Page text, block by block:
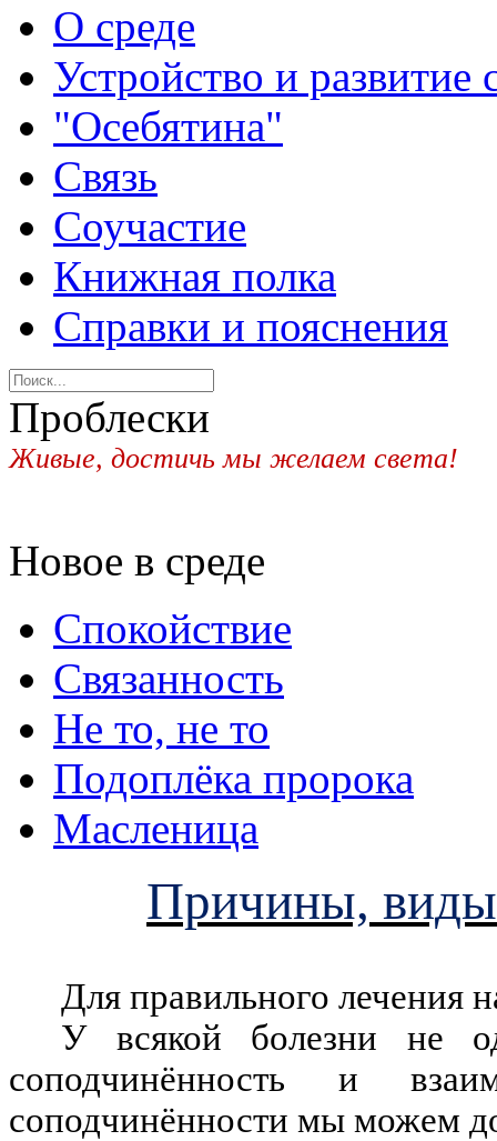
О среде
Устройство и развитие
"Осебятина"
Связь
Соучастие
Книжная полка
Справки и пояснения
Проблески
Живые, достичь мы желаем света!
Новое в среде
Спокойствие
Связанность
Не то, не то
Подоплёка пророка
Масленица
Причины, виды
Для правильного лечения
У всякой болезни не
соподчинённость и
соподчинённости мы можем